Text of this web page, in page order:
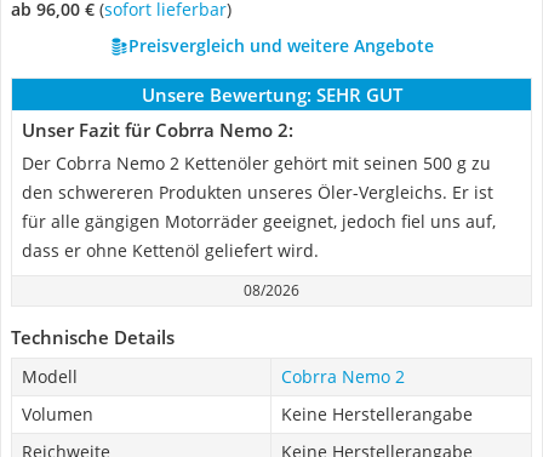
ab 96,00 € ( Sofort lieferbar)
Preisvergleich und weitere Angebote
Unsere Bewertung: SEHR GUT
Unser Fazit für Cobrra Nemo 2:
Der Cobrra Nemo 2 Kettenöler gehört mit seinen 500 g zu
den schwereren Produkten unseres Öler-Vergleichs. Er ist
für alle gängigen Motorräder geeignet, jedoch fiel uns auf,
dass er ohne Kettenöl geliefert wird.
08/2026
Technische Details
Modell
Cobrra Nemo 2
Volumen
Keine Herstellerangabe
Reichweite
Keine Herstellerangabe